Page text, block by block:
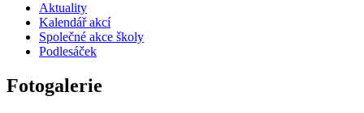
Aktuality
Kalendář akcí
Společné akce školy
Podlesáček
Fotogalerie